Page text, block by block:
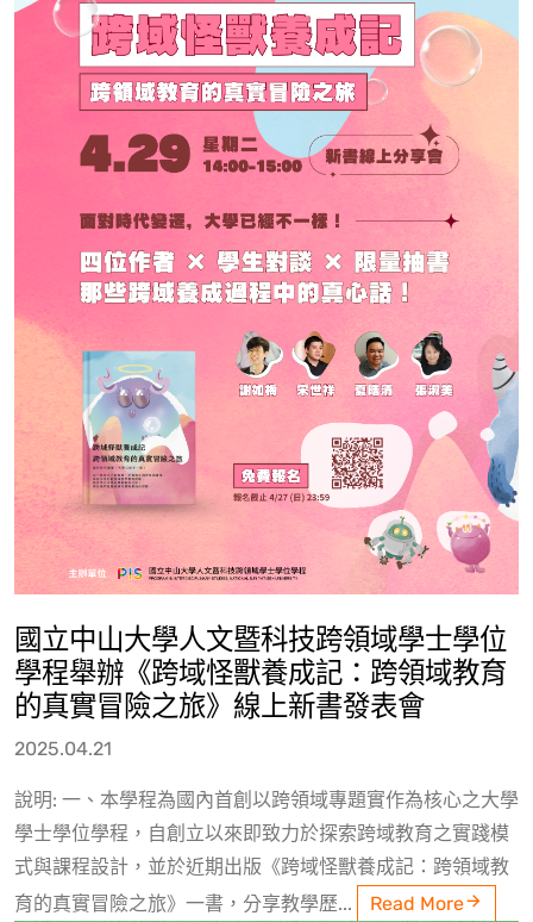
國立中山大學人文暨科技跨領域學士學位
學程舉辦《跨域怪獸養成記：跨領域教育
的真實冒險之旅》線上新書發表會
2025.04.21
說明: 一、本學程為國內首創以跨領域專題實作為核心之大學
學士學位學程，自創立以來即致力於探索跨域教育之實踐模
式與課程設計，並於近期出版《跨域怪獸養成記：跨領域教
育的真實冒險之旅》一書，分享教學歷...
Read More